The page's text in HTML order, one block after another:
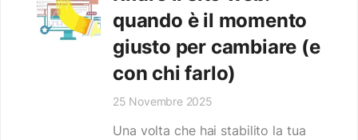
quando è il momento
giusto per cambiare (e
con chi farlo)
25 Novembre 2025
Una volta che hai stabilito la tua